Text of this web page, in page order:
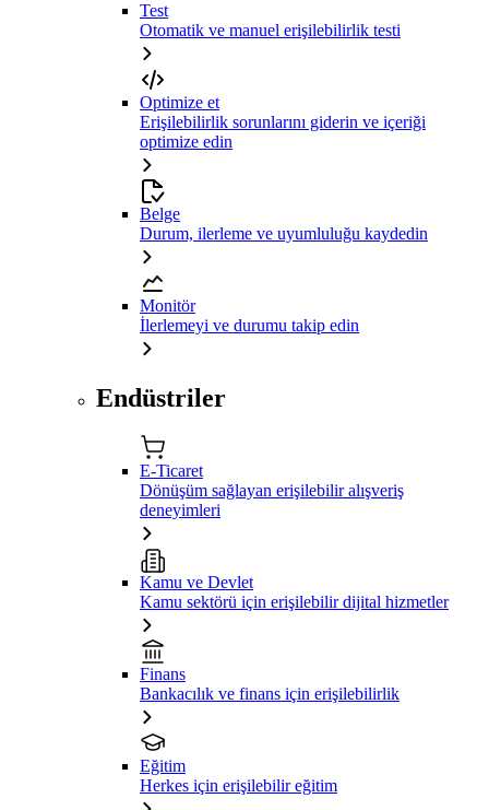
Test
Otomatik ve manuel erişilebilirlik testi
Optimize et
Erişilebilirlik sorunlarını giderin ve içeriği
optimize edin
Belge
Durum, ilerleme ve uyumluluğu kaydedin
Monitör
İlerlemeyi ve durumu takip edin
Endüstriler
E-Ticaret
Dönüşüm sağlayan erişilebilir alışveriş
deneyimleri
Kamu ve Devlet
Kamu sektörü için erişilebilir dijital hizmetler
Finans
Bankacılık ve finans için erişilebilirlik
Eğitim
Herkes için erişilebilir eğitim